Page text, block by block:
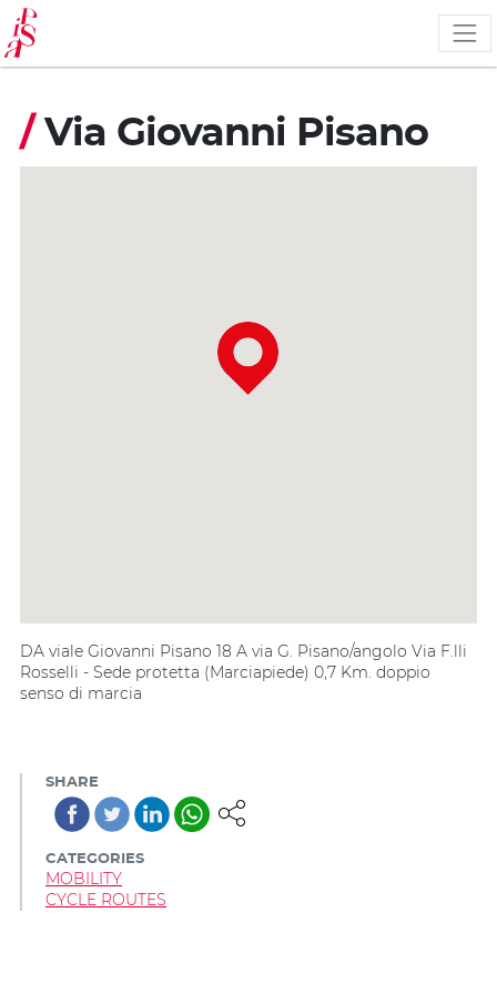
Skip
to
main
content
/ Via Giovanni Pisano
DA viale Giovanni Pisano 18 A via G. Pisano/angolo Via F.lli
Rosselli - Sede protetta (Marciapiede) 0,7 Km. doppio
senso di marcia
SHARE
CATEGORIES
MOBILITY
CYCLE ROUTES